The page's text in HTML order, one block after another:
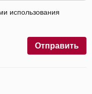
использования
Отправить